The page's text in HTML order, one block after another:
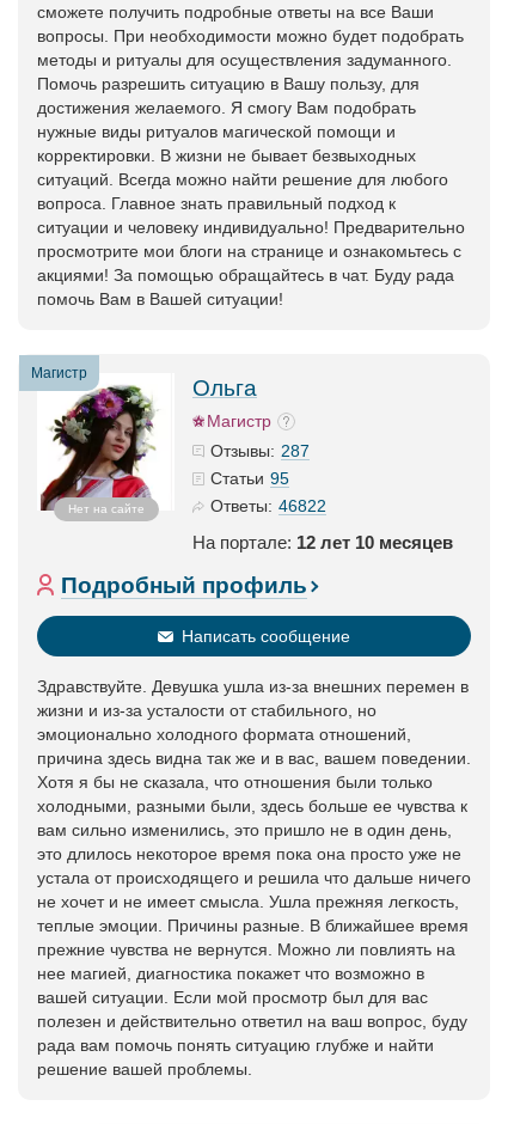
сможете получить подробные ответы на все Ваши
вопросы. При необходимости можно будет подобрать
методы и ритуалы для осуществления задуманного.
Помочь разрешить ситуацию в Вашу пользу, для
достижения желаемого. Я смогу Вам подобрать
нужные виды ритуалов магической помощи и
корректировки. В жизни не бывает безвыходных
ситуаций. Всегда можно найти решение для любого
вопроса. Главное знать правильный подход к
ситуации и человеку индивидуально! Предварительно
просмотрите мои блоги на странице и ознакомьтесь с
акциями! За помощью обращайтесь в чат. Буду рада
помочь Вам в Вашей ситуации!
Магистр
Нет на сайте
Ольга
Магистр
Отзывы: 287
Статьи 95
Ответы: 46822
На портале: 12 лет 10 месяцев
Подробный профиль
Написать сообщение
Здравствуйте. Девушка ушла из-за внешних перемен в
жизни и из-за усталости от стабильного, но
эмоционально холодного формата отношений,
причина здесь видна так же и в вас, вашем поведении.
Хотя я бы не сказала, что отношения были только
холодными, разными были, здесь больше ее чувства к
вам сильно изменились, это пришло не в один день,
это длилось некоторое время пока она просто уже не
устала от происходящего и решила что дальше ничего
не хочет и не имеет смысла. Ушла прежняя легкость,
теплые эмоции. Причины разные. В ближайшее время
прежние чувства не вернутся. Можно ли повлиять на
нее магией, диагностика покажет что возможно в
вашей ситуации. Если мой просмотр был для вас
полезен и действительно ответил на ваш вопрос, буду
рада вам помочь понять ситуацию глубже и найти
решение вашей проблемы.